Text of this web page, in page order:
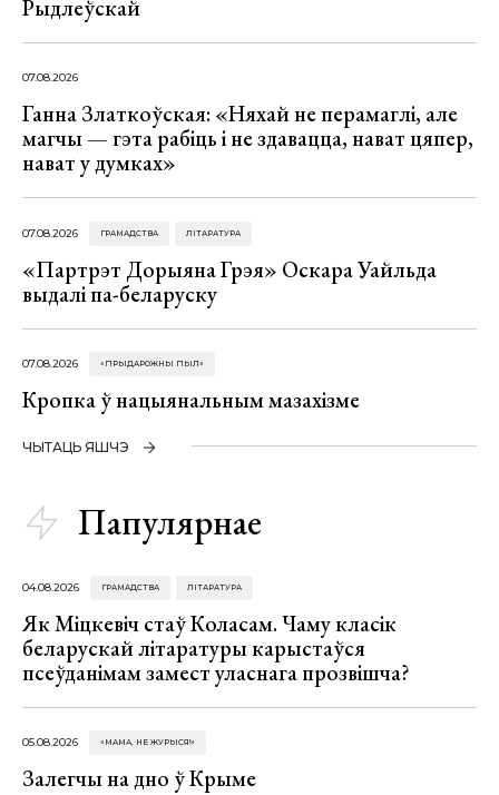
Рыдлеўскай
07.08.2026
Ганна Златкоўская: «Няхай не перамаглі, але
магчы — гэта рабіць і не здавацца, нават цяпер,
нават у думках»
07.08.2026 ГРАМАДСТВА ЛІТАРАТУРА
«Партрэт Дорыяна Грэя» Оскара Уайльда
выдалі па-беларуску
07.08.2026 «ПРЫДАРОЖНЫ ПЫЛ»
Кропка ў нацыянальным мазахізме
ЧЫТАЦЬ ЯШЧЭ
Папулярнае
04.08.2026 ГРАМАДСТВА ЛІТАРАТУРА
Як Міцкевіч стаў Коласам. Чаму класік
беларускай літаратуры карыстаўся
псеўданімам замест уласнага прозвішча?
05.08.2026 «МАМА, НЕ ЖУРЫСЯ!»
Залегчы на дно ў Крыме